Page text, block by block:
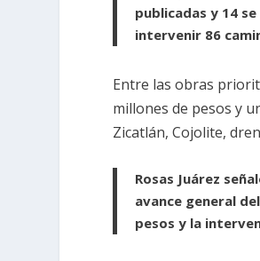
publicadas y 14
intervenir 86
Entre las obras
millones de pesos y
Zicatlán, Cojolite,
Rosas Juárez
avance general
pesos y la